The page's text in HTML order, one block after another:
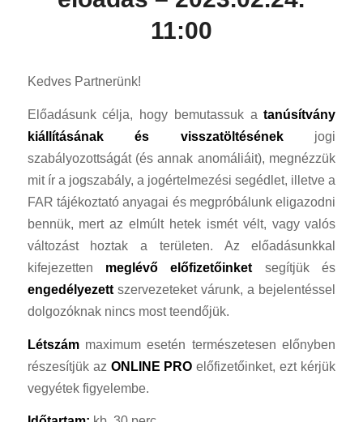
11:00
Kedves Partnerünk!
Előadásunk célja, hogy bemutassuk atanúsítvány
kiállításának és visszatöltésénekjogi
szabályozottságát (és annak anomáliáit), megnézzük
mit ír a jogszabály, a jogértelmezési segédlet, illetve a
FAR tájékoztató anyagai és megpróbálunk eligazodni
bennük, mert az elmúlt hetek ismét vélt, vagy valós
változást hoztak a területen. Az előadásunkkal
kifejezetten meglévő előfizetőinket segítjük és
engedélyezettszervezeteket várunk, a bejelentéssel
dolgozóknak nincs most teendőjük.
Létszámmaximum esetén természetesen előnyben
részesítjük az ONLINE PRO előfizetőinket, ezt kérjük
vegyétek figyelembe.